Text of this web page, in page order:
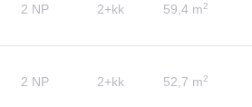
2 NP 2+kk 59,4 m2
2 NP 2+kk 52,7 m2